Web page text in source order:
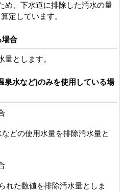
め、下水道に排除した汚水の量
定しています。
場合
量とします。
泉水など)のみを使用している場
どの使用水量を排除汚水量と
れた数値を排除汚水量としま